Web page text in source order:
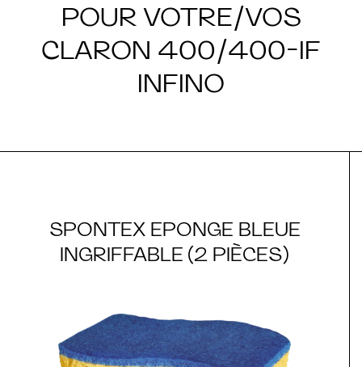
POUR VOTRE/VOS
CLARON 400/400-IF
INFINO
SPONTEX EPONGE BLEUE
INGRIFFABLE (2 PIÈCES)